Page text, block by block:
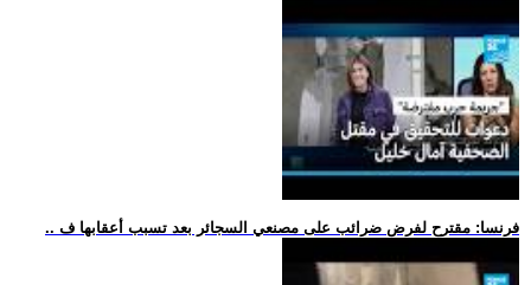
.. فرنسا: مقترح لفرض ضرائب على مصنعي السجائر بعد تسبب أعقابها ف